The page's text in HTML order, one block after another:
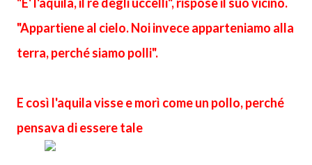
"Appartiene al cielo. Noi invece apparteniamo alla
terra, perché siamo polli".
E così l'aquila visse e morì come un pollo, perché
pensava di essere tale